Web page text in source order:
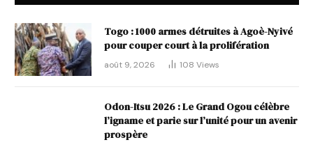
Togo : 1000 armes détruites à Agoè-Nyivé
pour couper court à la prolifération
août 9, 2026 108 Views
Odon-Itsu 2026 : Le Grand Ogou célèbre
l’igname et parie sur l’unité pour un avenir
prospère